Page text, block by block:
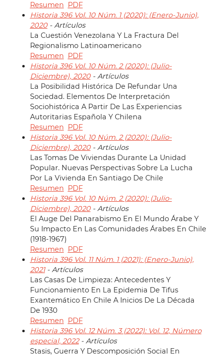
Resumen PDF
Historia 396 Vol. 10 Núm. 1 (2020): (Enero-Junio),
2020- Artículos
La Cuestión Venezolana Y La Fractura Del
Regionalismo Latinoamericano
Resumen PDF
Historia 396 Vol. 10 Núm. 2 (2020): (Julio-
Diciembre), 2020- Artículos
La Posibilidad Histórica De Refundar Una
Sociedad. Elementos De Interpretación
Sociohistórica A Partir De Las Experiencias
Autoritarias Española Y Chilena
Resumen PDF
Historia 396 Vol. 10 Núm. 2 (2020): (Julio-
Diciembre), 2020- Artículos
Las Tomas De Viviendas Durante La Unidad
Popular. Nuevas Perspectivas Sobre La Lucha
Por La Vivienda En Santiago De Chile
Resumen PDF
Historia 396 Vol. 10 Núm. 2 (2020): (Julio-
Diciembre), 2020- Artículos
El Auge Del Panarabismo En El Mundo Árabe Y
Su Impacto En Las Comunidades Árabes En Chile
(1918-1967)
Resumen PDF
Historia 396 Vol. 11 Núm. 1 (2021): (Enero-Junio),
2021- Artículos
Las Casas De Limpieza: Antecedentes Y
Funcionamiento En La Epidemia De Tifus
Exantemático En Chile A Inicios De La Década
De 1930
Resumen PDF
Historia 396 Vol. 12 Núm. 3 (2022): Vol. 12, Número
especial, 2022- Artículos
Stasis, Guerra Y Descomposición Social En